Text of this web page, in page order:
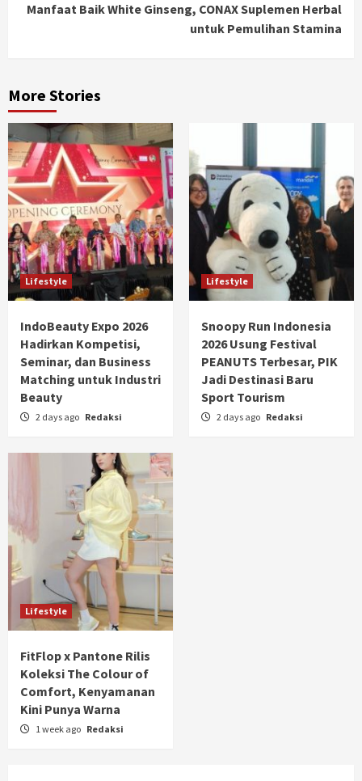
Manfaat Baik White Ginseng, CONAX Suplemen Herbal
untuk Pemulihan Stamina
More Stories
Lifestyle
IndoBeauty Expo 2026
Hadirkan Kompetisi,
Seminar, dan Business
Matching untuk Industri
Beauty
2 days ago Redaksi
Lifestyle
Snoopy Run Indonesia
2026 Usung Festival
PEANUTS Terbesar, PIK
Jadi Destinasi Baru
Sport Tourism
2 days ago Redaksi
Lifestyle
FitFlop x Pantone Rilis
Koleksi The Colour of
Comfort, Kenyamanan
Kini Punya Warna
1 week ago Redaksi